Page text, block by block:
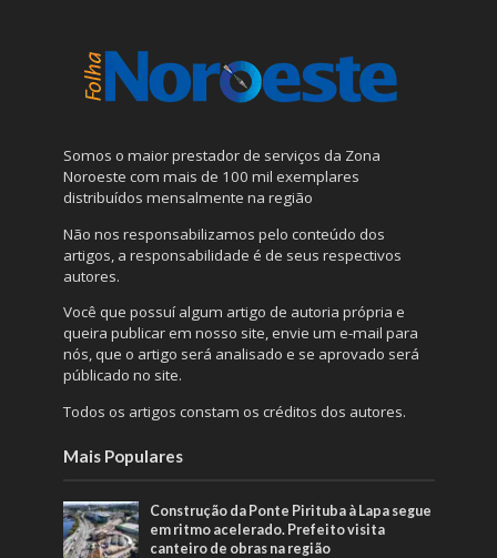
Somos o maior prestador de serviços da Zona
Noroeste com mais de 100 mil exemplares
distribuídos mensalmente na região
Não nos responsabilizamos pelo conteúdo dos
artigos, a responsabilidade é de seus respectivos
autores.
Você que possuí algum artigo de autoria própria e
queira publicar em nosso site, envie um e-mail para
nós, que o artigo será analisado e se aprovado será
públicado no site.
Todos os artigos constam os créditos dos autores.
Mais Populares
Construção da Ponte Pirituba à Lapa segue
em ritmo acelerado. Prefeito visita
canteiro de obras na região